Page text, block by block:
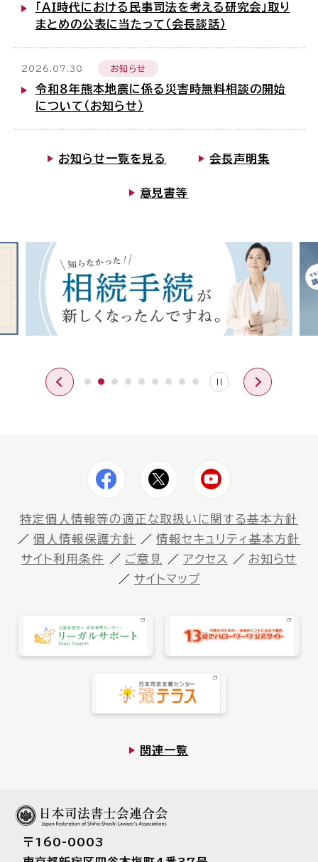
「ＡＩ時代における民事司法を考える研究会」取り
まとめの公表に当たって（会長談話）
2026.07.30 お知らせ
令和８年熊本地震に係る災害時無料相談の開始
について（お知らせ）
お知らせ一覧を見る 会長声明集
意見書等
特定個⼈情報等の適正な取扱いに関する基本⽅針
個⼈情報保護⽅針
情報セキュリティ基本方針
サイト利⽤条件
ご意⾒ アクセス
お知らせ
サイトマップ
関連一覧
〒160-0003